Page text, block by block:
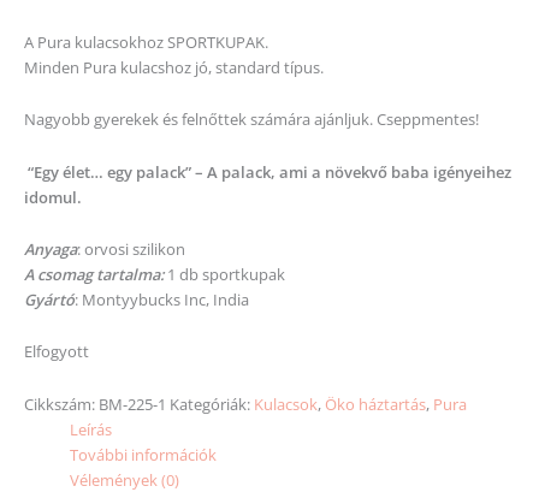
A Pura kulacsokhoz SPORTKUPAK.
Minden Pura kulacshoz jó, standard típus.
Nagyobb gyerekek és felnőttek számára ajánljuk. Cseppmentes!
“Egy élet… egy palack” – A palack, ami a növekvő baba igényeihez
idomul.
Anyaga: orvosi szilikon
A csomag tartalma:1 db sportkupak
Gyártó: Montyybucks Inc, India
Elfogyott
Cikkszám: BM-225-1 Kategóriák: Kulacsok, Öko háztartás, Pura
Leírás
További információk
Vélemények (0)